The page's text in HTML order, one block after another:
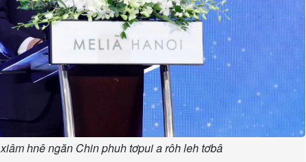
hnê ngăn Chin phuh tơpui a rôh leh tơbâ